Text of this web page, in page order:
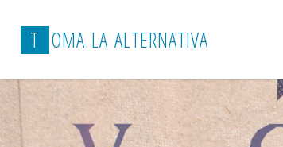
T OMA LA ALTERNATIVA